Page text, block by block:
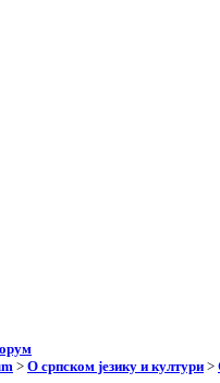
> О српском језику и култури >